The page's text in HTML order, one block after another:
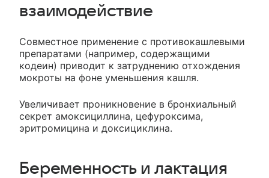
взаимодействие
Совместное применение с противокашлевыми
препаратами (например, содержащими
кодеин) приводит к затруднению отхождения
мокроты на фоне уменьшения кашля.
Увеличивает проникновение в бронхиальный
секрет амоксициллина, цефуроксима,
эритромицина и доксициклина.
Беременность и лактация